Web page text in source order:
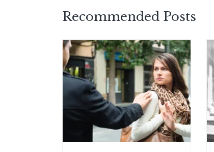
Recommended Posts